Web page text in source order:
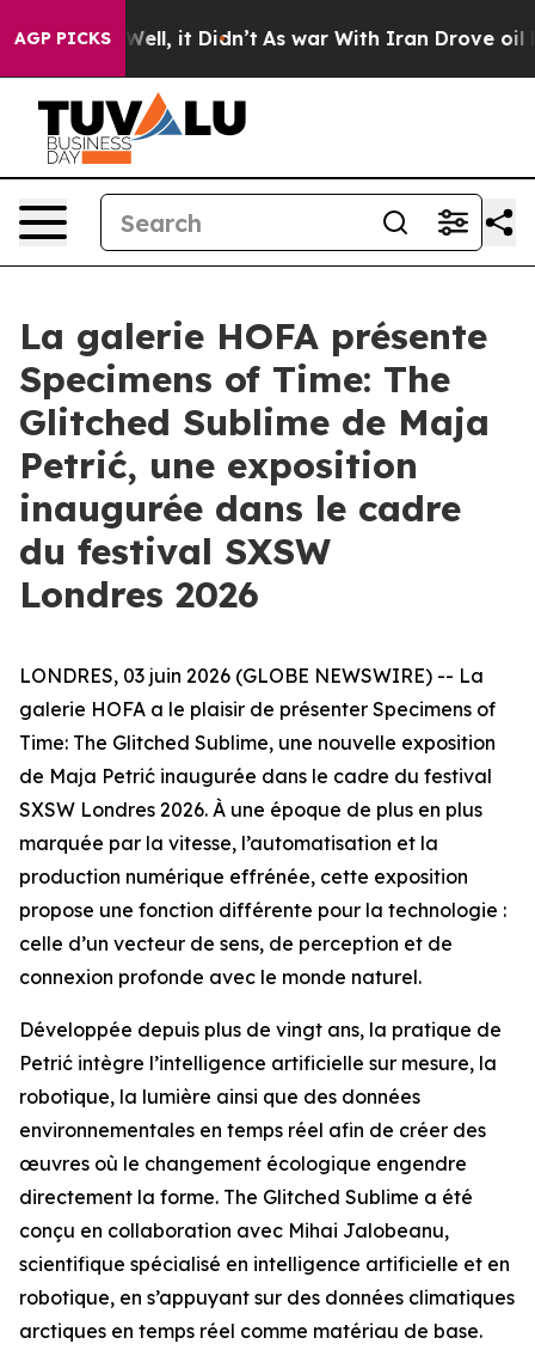
AGP PICKS
40%. Well, it Didn’t As war With Iran Drove oil
La galerie HOFA présente
Specimens of Time: The
Glitched Sublime de Maja
Petrić, une exposition
inaugurée dans le cadre
du festival SXSW
Londres 2026
LONDRES, 03 juin 2026 (GLOBE NEWSWIRE) -- La
galerie HOFA a le plaisir de présenter Specimens of
Time: The Glitched Sublime, une nouvelle exposition
de Maja Petrić inaugurée dans le cadre du festival
SXSW Londres 2026. À une époque de plus en plus
marquée par la vitesse, l’automatisation et la
production numérique effrénée, cette exposition
propose une fonction différente pour la technologie :
celle d’un vecteur de sens, de perception et de
connexion profonde avec le monde naturel.
Développée depuis plus de vingt ans, la pratique de
Petrić intègre l’intelligence artificielle sur mesure, la
robotique, la lumière ainsi que des données
environnementales en temps réel afin de créer des
œuvres où le changement écologique engendre
directement la forme. The Glitched Sublime a été
conçu en collaboration avec Mihai Jalobeanu,
scientifique spécialisé en intelligence artificielle et en
robotique, en s’appuyant sur des données climatiques
arctiques en temps réel comme matériau de base.